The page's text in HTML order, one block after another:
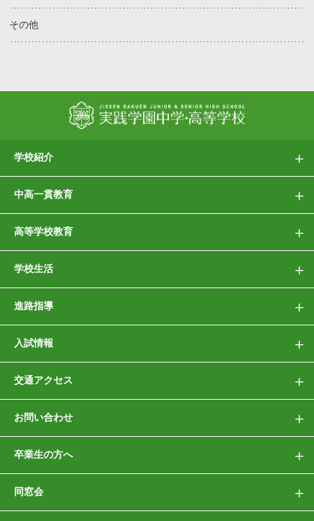
その他
学校紹介
中高一貫教育
高等学校教育
学校生活
進路指導
入試情報
交通アクセス
お問い合わせ
卒業生の方へ
同窓会